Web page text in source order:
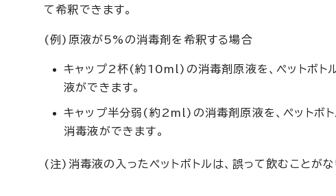
て希釈できます。
(例)原液が5%の消毒剤を希釈する場合
キャップ2杯(約10ml)の消毒剤原液を、ペットボ
液ができます。
キャップ半分弱(約2ml)の消毒剤原液を、ペット
消毒液ができます。
(注)消毒液の入ったペットボトルは、誤って飲むことが